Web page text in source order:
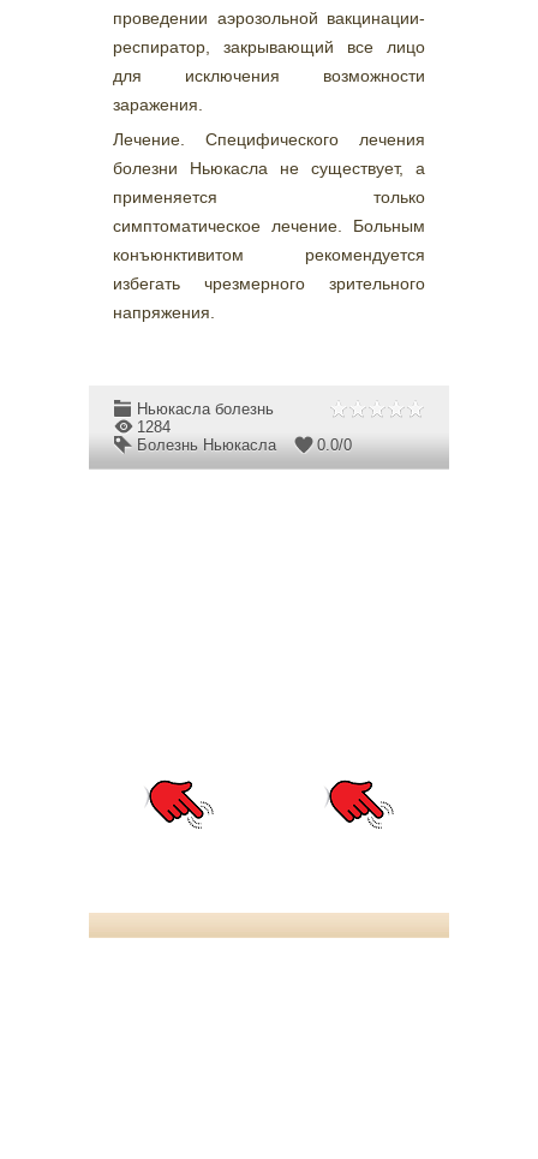
проведении аэрозольной вакцинации-
респиратор, закрывающий все лицо
для исключения возможности
заражения.
Лечение. Специфического лечения
болезни Ньюкасла не существует, а
применяется только
симптоматическое лечение. Больным
конъюнктивитом рекомендуется
избегать чрезмерного зрительного
напряжения.
Ньюкасла болезнь
1284
Болезнь Ньюкасла
0.0/0